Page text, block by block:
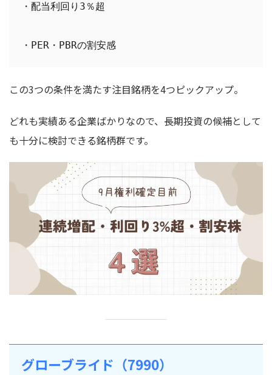
・配当利回り3％超
・PER・PBRの割安感
この3つの条件を満たす注目銘柄を4つピックアップ。
どれも実績ある企業ばかりなので、長期投資の候補として
も十分に検討できる銘柄群です。
グローブライド（7990）